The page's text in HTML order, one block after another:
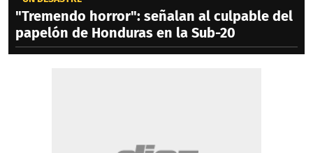
"Tremendo horror": señalan al culpable del
papelón de Honduras en la Sub-20